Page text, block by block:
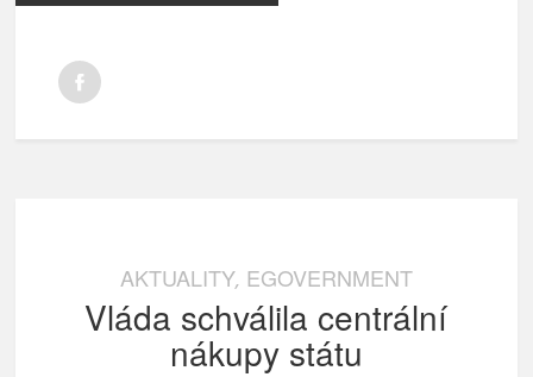
AKTUALITY, EGOVERNMENT
Vláda schválila centrální
nákupy státu